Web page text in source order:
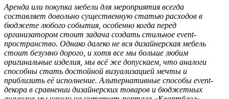
Аренда или покупка мебели для мероприятия всегда
составляет довольно существенную статью расходов в
бюджете любого события, особенно когда перед
организатором стоит задача создать стильное event-
пространство. Однако далеко не вся дизайнерская мебель
стоит безумно дорого, и хотя все мы больше любим
оригинальные изделия, мы всё же допускаем, что аналоги
способны стать достойной визуализацией мечты и
приблизить её исполнение. Альтернативные способы event-
декора в сравнении дизайнерских товаров и бюджетных